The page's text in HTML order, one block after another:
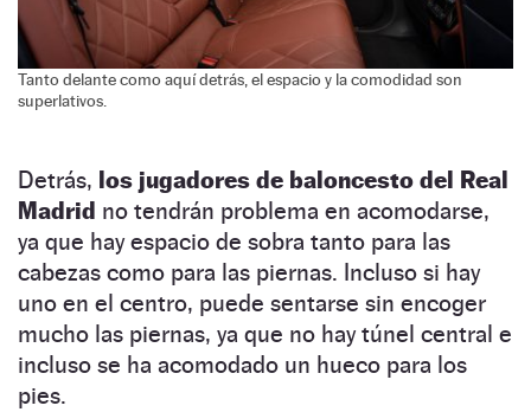
Tanto delante como aquí detrás, el espacio y la comodidad son
superlativos.
Detrás, los jugadores de baloncesto del Real
Madrid no tendrán problema en acomodarse,
ya que hay espacio de sobra tanto para las
cabezas como para las piernas. Incluso si hay
uno en el centro, puede sentarse sin encoger
mucho las piernas, ya que no hay túnel central e
incluso se ha acomodado un hueco para los
pies.